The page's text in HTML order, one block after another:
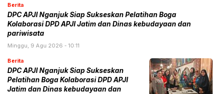
Berita
DPC APJI Nganjuk Siap Sukseskan Pelatihan Boga
Kolaborasi DPD APJI Jatim dan Dinas kebudayaan dan
pariwisata
Minggu, 9 Agu 2026 - 10:11
Berita
DPC APJI Nganjuk Siap Sukseskan
Pelatihan Boga Kolaborasi DPD APJI
Jatim dan Dinas kebudayaan dan